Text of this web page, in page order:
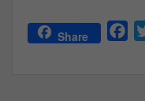
Share